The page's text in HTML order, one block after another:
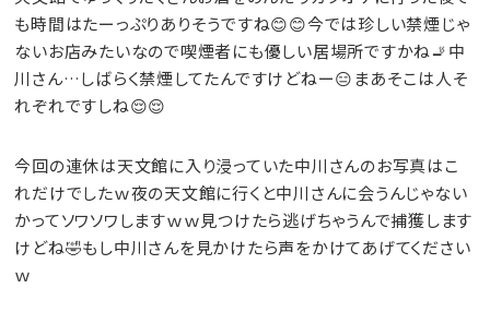
も時間はたーっぷりありそうですね😊😊今では珍しい禁煙じゃ
ないお店みたいなので喫煙者にも優しい居場所ですかね🚬中
川さん…しばらく禁煙してたんですけどねー😑まあそこは人そ
れぞれですしね😌😌
今回の連休は天文館に入り浸っていた中川さんのお写真はこ
れだけでしたｗ夜の天文館に行くと中川さんに会うんじゃない
かってソワソワしますｗｗ見つけたら逃げちゃうんで捕獲します
けどね🤣もし中川さんを見かけたら声をかけてあげてください
ｗ